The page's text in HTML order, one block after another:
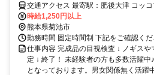
交通アクセス 最寄駅：肥後大津 コッコファームから車で3分 道の駅
旭志から車で5分 菊池市旭志体育館から車で7分 無料駐
バイク・自転車通勤OK
時給1,250円以上
熊本県菊池市
勤務時間 固定時間制 下記をご確認く
仕事内容 完成品の目視検査 ↓ ノギス
定 ↓ 終了！ 未経験者の方も多数活躍
となっております。男女関係無く活